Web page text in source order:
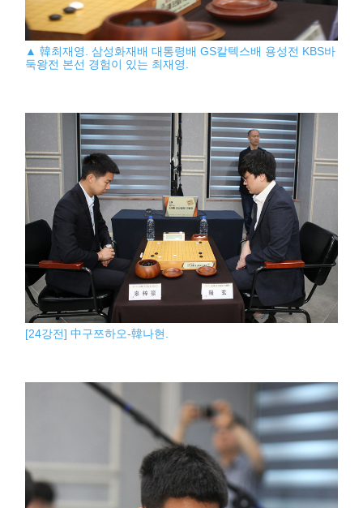
▲ 韓최재영. 삼성화재배 대통령배 GS칼텍스배 용성전 KBS바
둑왕전 본선 경험이 있는 최재영.
[24강전] 中구쯔하오-韓나현.